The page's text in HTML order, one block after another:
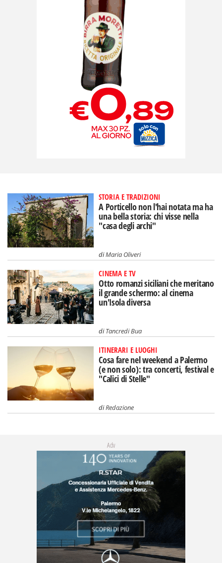
STORIA E TRADIZIONI
A Porticello non l'hai notata ma ha
una bella storia: chi visse nella
"casa degli archi"
diMaria Oliveri
CINEMA E TV
Otto romanzi siciliani che meritano
il grande schermo: al cinema
un'Isola diversa
diTancredi Bua
ITINERARI E LUOGHI
Cosa fare nel weekend a Palermo
(e non solo): tra concerti, festival e
"Calici di Stelle"
diRedazione
Adv